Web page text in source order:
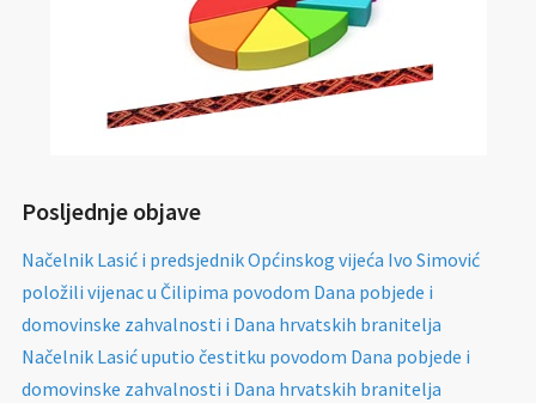
Posljednje objave
Načelnik Lasić i predsjednik Općinskog vijeća Ivo Simović
položili vijenac u Čilipima povodom Dana pobjede i
domovinske zahvalnosti i Dana hrvatskih branitelja
Načelnik Lasić uputio čestitku povodom Dana pobjede i
domovinske zahvalnosti i Dana hrvatskih branitelja